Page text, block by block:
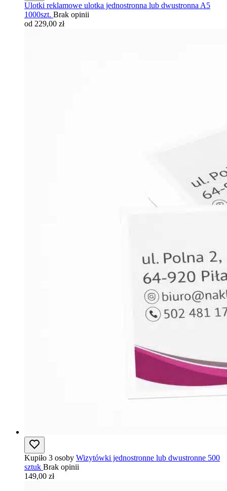
Ulotki reklamowe ulotka jednostronna lub dwustronna A5
1000szt. Brak opinii
od 229,00 zł
Kupiło 3 osoby Wizytówki jednostronne lub dwustronne 500
sztuk Brak opinii
149,00 zł